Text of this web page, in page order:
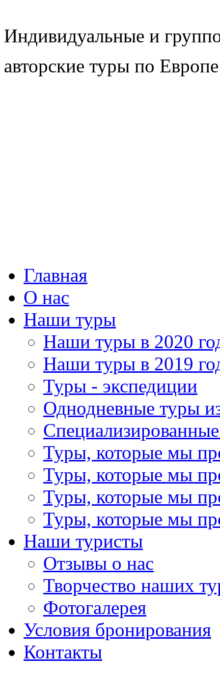
Индивидуальные и
авторские туры по
Главная
О нас
Наши туры
Наши туры в 2020
Наши туры в 2019
Туры - экспедиции
Однодневные туры
Туры, которые мы
Туры, которые мы
Туры, которые мы
Туры, которые мы
Наши туристы
Отзывы о нас
Творчество наших
Фотогалерея
Условия бронирования
Контакты